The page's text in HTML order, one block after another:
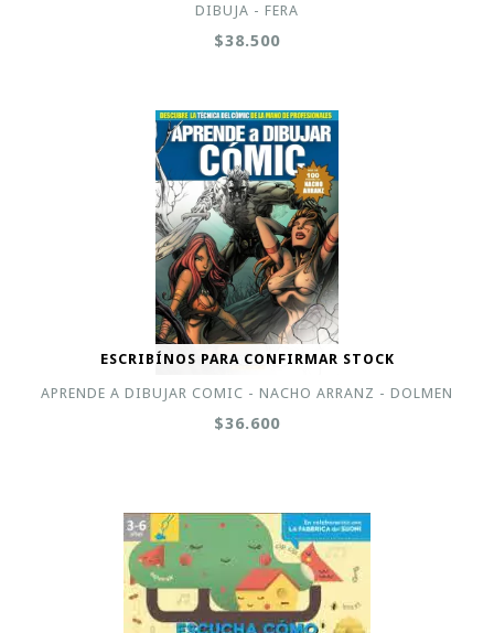
DIBUJA - FERA
$38.500
ESCRIBÍNOS PARA CONFIRMAR STOCK
APRENDE A DIBUJAR COMIC - NACHO ARRANZ - DOLMEN
$36.600